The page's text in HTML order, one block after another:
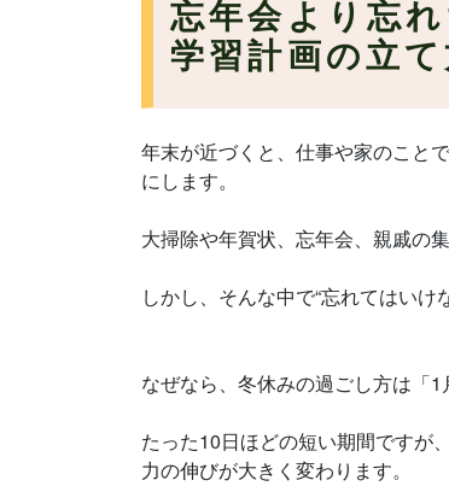
忘年会より忘
学習計画の立
年末が近づくと、仕事や家のこと
にします。
大掃除や年賀状、忘年会、親戚の
しかし、そんな中で“忘れてはいけ
なぜなら、冬休みの過ごし方は「1
たった10日ほどの短い期間ですが
力の伸びが大きく変わります。